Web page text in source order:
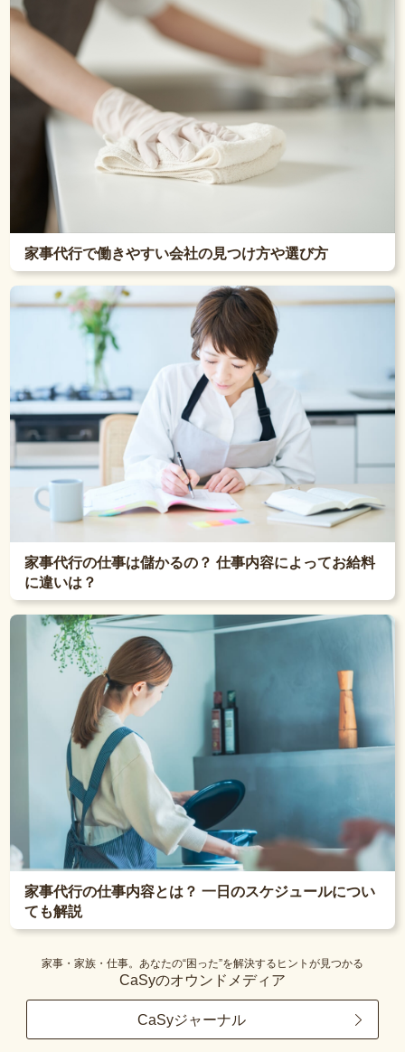
家事代行で働きやすい会社の見つけ方や選び方
家事代行の仕事は儲かるの？ 仕事内容によってお給料
に違いは？
家事代行の仕事内容とは？ 一日のスケジュールについ
ても解説
家事・家族・仕事。あなたの“困った”を解決するヒントが見つかる
CaSyのオウンドメディア
CaSyジャーナル